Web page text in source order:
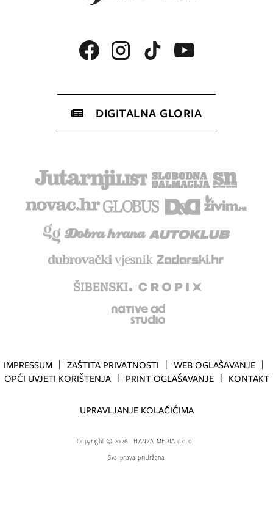
DIGITALNA GLORIA
IMPRESSUM ZAŠTITA PRIVATNOSTI
WEB OGLAŠAVANJE
OPĆI UVJETI KORIŠTENJA
PRINT OGLAŠAVANJE KONTAKT
UPRAVLJANJE KOLAČIĆIMA
Copyright © 2026.
HANZA MEDIA d.o.o
Sva prava pridržana